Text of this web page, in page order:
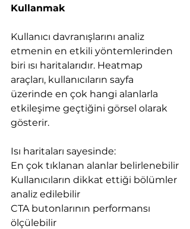
Kullanmak
Kullanıcı davranışlarını analiz
etmenin en etkili yöntemlerinden
biri ısı haritalarıdır. Heatmap
araçları, kullanıcıların sayfa
üzerinde en çok hangi alanlarla
etkileşime geçtiğini görsel olarak
gösterir.
Isı haritaları sayesinde:
En çok tıklanan alanlar belirlenebilir
Kullanıcıların dikkat ettiği bölümler
analiz edilebilir
CTA butonlarının performansı
ölçülebilir